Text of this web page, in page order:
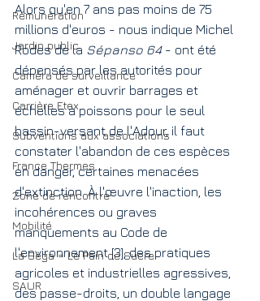
Rémunération
Jardin public
Caméra de surveillance
Carrière Etex
Subventions aux associations
France Thermes
Zone de rencontre
Mobilité
La Sèga = Le Pain de Sucre
SAUR
Alors qu'en 7 ans pas moins de 75
millions d'euros - nous indique Michel
Rodes de la Sépanso 64 - ont été
dépensés par les autorités pour
aménager et ouvrir barrages et
échelles à poissons pour le seul
bassin-versant de l'Adour, il faut
constater l'abandon de ces espèces
en danger, certaines menacées
d'extinction. À l'œuvre l'inaction, les
incohérences ou graves
manquements au Code de
l'environnement [3], des pratiques
agricoles et industrielles agressives,
des passe-droits, un double langage